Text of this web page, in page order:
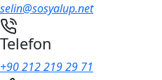
selin@sosyalup.net
Telefon
+90 212 219 29 71